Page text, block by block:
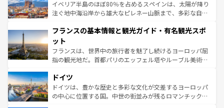
景など、自然景観も見逃せない。観光の合間には、本場の
ピザやパスタなど、絶品のイタリア料理を堪能することも
ませてくれるイタリアで、忘れられない旅をしてみよう！
なお、新着のイタリア情報は
しい。
イベリア半島のほぼ80％を占めるスペインは、太陽が降り
注ぐ地中海沿岸から雄大なピレネー山脈まで、多彩な自然
文化が根付くこの国では、情熱的なフラメンコ、熱気あふ
れる闘牛、そして美味しいタパスが生活の一部となってい
る。首都マドリードの洗練された雰囲気や、バルセロナの
アートに溢れた街角から、地方では古代ローマ遺跡や中世
せる。地方によって風土や気候が異なるスペインはその個
性で訪れる人を魅了する。 なお、新着のスペイン情報は コ
ンテンツ一覧を参照してほしい。
フランスの基本情報と観光ガイド・有名観光スポ
ット
フランスは、世界中の旅行者を魅了し続けるヨーロッパ屈
指の観光地だ。首都パリのエッフェル塔やルーブル美術館
で、幅広い魅力が詰まっている。華麗な宮殿、歴史的な大
聖堂、美しいビーチ、そして豊かな自然が、訪れる者を心
から魅了する。また、フランスは美食の国としても知ら
ドイツ
ドイツは、豊かな歴史と多彩な文化が交差するヨーロッパ
の中心に位置する国。中世の街並みが残るロマンチック街